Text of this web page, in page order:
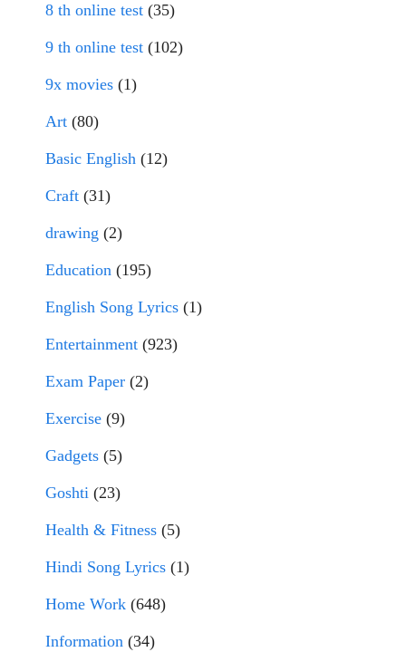
8 th online test (35)
9 th online test (102)
9x movies (1)
Art (80)
Basic English (12)
Craft (31)
drawing (2)
Education (195)
English Song Lyrics (1)
Entertainment (923)
Exam Paper (2)
Exercise (9)
Gadgets (5)
Goshti (23)
Health & Fitness (5)
Hindi Song Lyrics (1)
Home Work (648)
Information (34)